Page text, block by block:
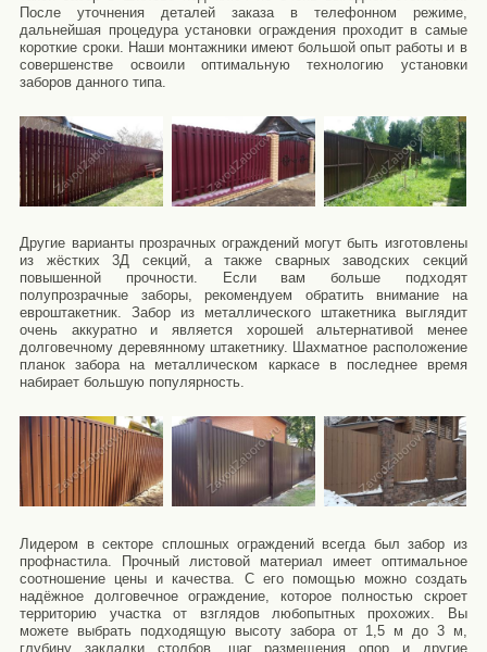
После уточнения деталей заказа в телефонном режиме,
дальнейшая процедура установки ограждения проходит в самые
короткие сроки. Наши монтажники имеют большой опыт работы и в
совершенстве освоили оптимальную технологию установки
заборов данного типа.
Другие варианты прозрачных ограждений могут быть изготовлены
из жёстких 3Д секций, а также сварных заводских секций
повышенной прочности. Если вам больше подходят
полупрозрачные заборы, рекомендуем обратить внимание на
евроштакетник. Забор из металлического штакетника выглядит
очень аккуратно и является хорошей альтернативой менее
долговечному деревянному штакетнику. Шахматное расположение
планок забора на металлическом каркасе в последнее время
набирает большую популярность.
Лидером в секторе сплошных ограждений всегда был забор из
профнастила. Прочный листовой материал имеет оптимальное
соотношение цены и качества. С его помощью можно создать
надёжное долговечное ограждение, которое полностью скроет
территорию участка от взглядов любопытных прохожих. Вы
можете выбрать подходящую высоту забора от 1,5 м до 3 м,
глубину закладки столбов, шаг размещения опор и другие